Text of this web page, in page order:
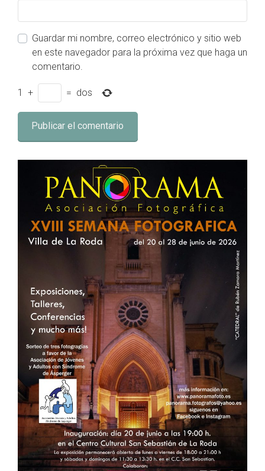
Guardar mi nombre, correo electrónico y sitio web
en este navegador para la próxima vez que haga un
comentario.
1 + = dos